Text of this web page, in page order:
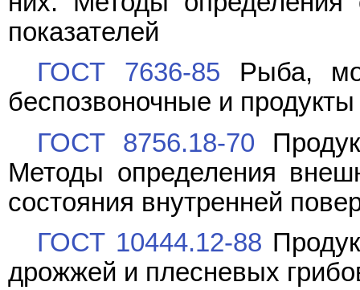
показателей
ГОСТ 7636-85 Рыба,
беспозвоночные и
ГОСТ 8756.18-70
Методы определения
состояния внутренней
ГОСТ 10444.12-88
дрожжей и плесневых